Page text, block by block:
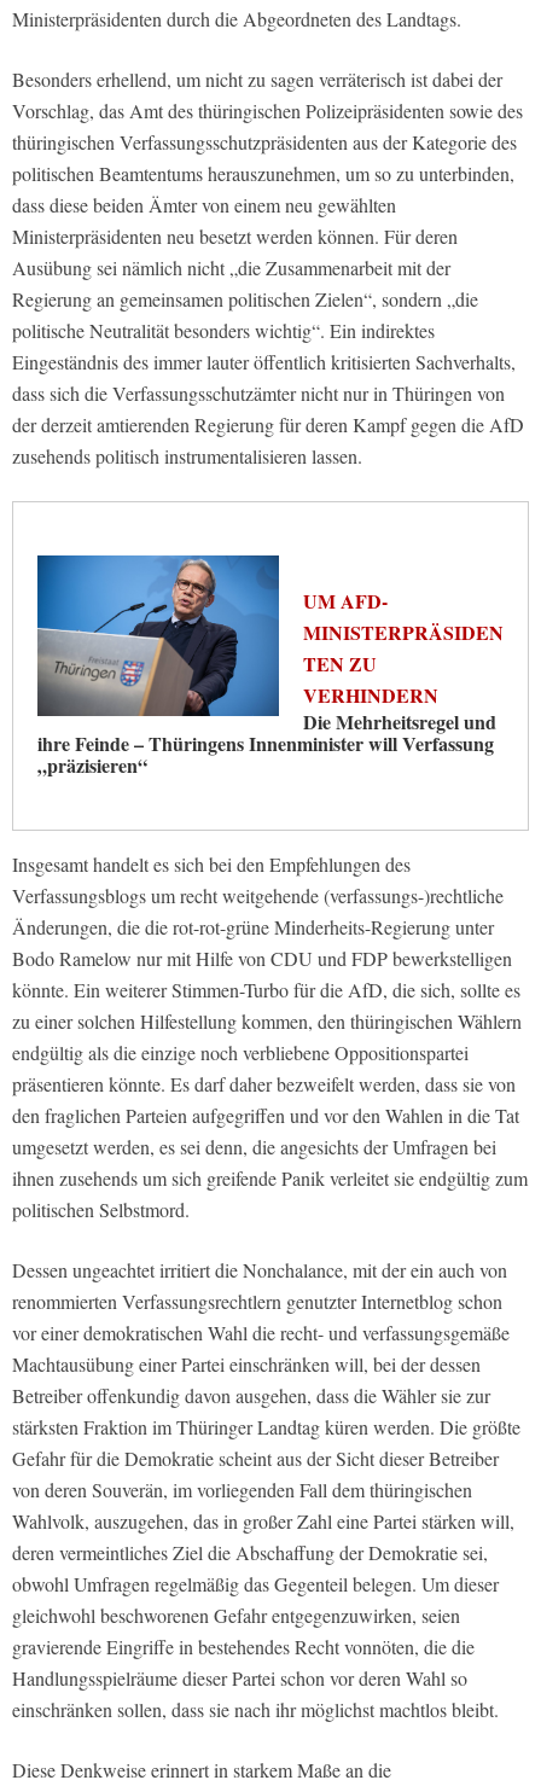
Ministerpräsidenten durch die Abgeordneten des Landtags.
Besonders erhellend, um nicht zu sagen verräterisch ist dabei der
Vorschlag, das Amt des thüringischen Polizeipräsidenten sowie des
thüringischen Verfassungsschutzpräsidenten aus der Kategorie des
politischen Beamtentums herauszunehmen, um so zu unterbinden,
dass diese beiden Ämter von einem neu gewählten
Ministerpräsidenten neu besetzt werden können. Für deren
Ausübung sei nämlich nicht „die Zusammenarbeit mit der
Regierung an gemeinsamen politischen Zielen“, sondern „die
politische Neutralität besonders wichtig“. Ein indirektes
Eingeständnis des immer lauter öffentlich kritisierten Sachverhalts,
dass sich die Verfassungsschutzämter nicht nur in Thüringen von
der derzeit amtierenden Regierung für deren Kampf gegen die AfD
zusehends politisch instrumentalisieren lassen.
UM AFD-
MINISTERPRÄSIDEN
TEN ZU
VERHINDERN
Die Mehrheitsregel und
ihre Feinde – Thüringens Innenminister will Verfassung
„präzisieren“
Insgesamt handelt es sich bei den Empfehlungen des
Verfassungsblogs um recht weitgehende (verfassungs-)rechtliche
Änderungen, die die rot-rot-grüne Minderheits-Regierung unter
Bodo Ramelow nur mit Hilfe von CDU und FDP bewerkstelligen
könnte. Ein weiterer Stimmen-Turbo für die AfD, die sich, sollte es
zu einer solchen Hilfestellung kommen, den thüringischen Wählern
endgültig als die einzige noch verbliebene Oppositionspartei
präsentieren könnte. Es darf daher bezweifelt werden, dass sie von
den fraglichen Parteien aufgegriffen und vor den Wahlen in die Tat
umgesetzt werden, es sei denn, die angesichts der Umfragen bei
ihnen zusehends um sich greifende Panik verleitet sie endgültig zum
politischen Selbstmord.
Dessen ungeachtet irritiert die Nonchalance, mit der ein auch von
renommierten Verfassungsrechtlern genutzter Internetblog schon
vor einer demokratischen Wahl die recht- und verfassungsgemäße
Machtausübung einer Partei einschränken will, bei der dessen
Betreiber offenkundig davon ausgehen, dass die Wähler sie zur
stärksten Fraktion im Thüringer Landtag küren werden. Die größte
Gefahr für die Demokratie scheint aus der Sicht dieser Betreiber
von deren Souverän, im vorliegenden Fall dem thüringischen
Wahlvolk, auszugehen, das in großer Zahl eine Partei stärken will,
deren vermeintliches Ziel die Abschaffung der Demokratie sei,
obwohl Umfragen regelmäßig das Gegenteil belegen. Um dieser
gleichwohl beschworenen Gefahr entgegenzuwirken, seien
gravierende Eingriffe in bestehendes Recht vonnöten, die die
Handlungsspielräume dieser Partei schon vor deren Wahl so
einschränken sollen, dass sie nach ihr möglichst machtlos bleibt.
Diese Denkweise erinnert in starkem Maße an die